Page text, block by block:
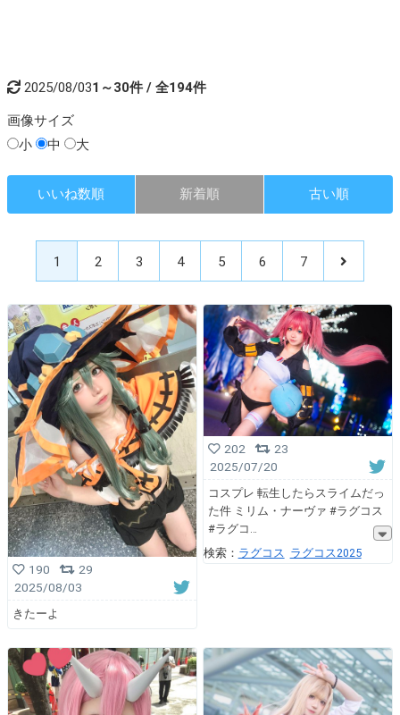
2025/08/031～30件 / 全194件
画像サイズ
小
中 大
いいね数順 新着順 古い順
1 2 3 4 5 6 7
190
29
2025/08/03
きたーよ
202
23
2025/07/20
コスプレ 転生したらスライムだっ
た件 ミリム・ナーヴァ #ラグコス
#ラグコ
検索： ラグコス ラグコス2025